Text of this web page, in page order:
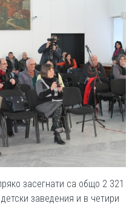
засегнати са общо 2 321
заведения и в четири